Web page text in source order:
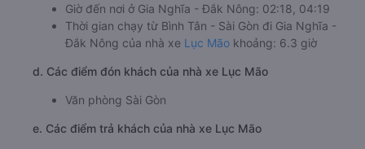
Giờ đến nơi ở Gia Nghĩa - Đắk Nông: 02:18, 04:19
Thời gian chạy từ Bình Tân - Sài Gòn đi Gia Nghĩa -
Đắk Nông của nhà xe Lục Mão khoảng: 6.3 giờ
d. Các điểm đón khách của nhà xe Lục Mão
Văn phòng Sài Gòn
e. Các điểm trả khách của nhà xe Lục Mão